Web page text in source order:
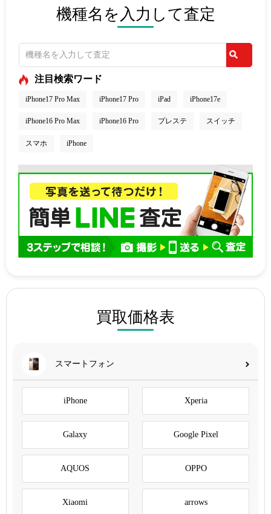
機種名を入力して査定
注目検索ワード
iPhone17 Pro Max iPhone17 Pro iPad iPhone17e
iPhone16 Pro Max iPhone16 Pro プレステ スイッチ
スマホ iPhone
買取価格表
スマートフォン
iPhone Xperia
Galaxy Google Pixel
AQUOS OPPO
Xiaomi arrows